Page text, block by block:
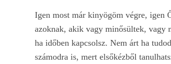
Igen most már kinyögöm végre, igen
azoknak, akik vagy minősültek, vagy
ha időben kapcsolsz. Nem árt ha
számodra is, mert elsőkézből